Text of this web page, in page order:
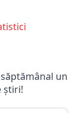
un
știri!